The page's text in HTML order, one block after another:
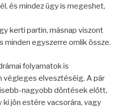
és mindez úgy is megeshet,
kerti partin, másnap viszont
minden egyszerre omlik össze.
folyamatok is
végleges elvesztéséig. A pár
nagyobb döntések előtt,
ki jön estére vacsorára, vagy